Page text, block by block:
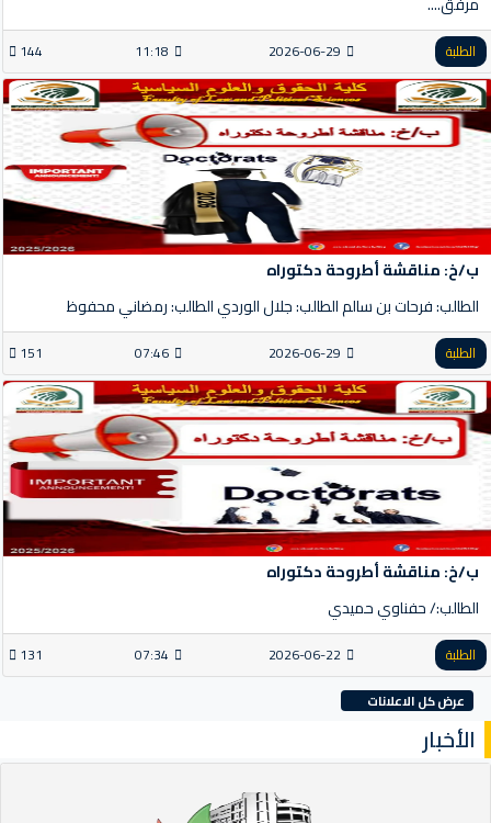
الطلبة 2026-06-29
11:18
144
ب/خ: مناقشة أطروحة دكتوراه
الطالب: فرحات بن سالم الطالب: جلال الوردي الطالب: رمضاني محفوظ
الطلبة 2026-06-29
07:46
151
ب/خ: مناقشة أطروحة دكتوراه
الطالب:/ حفناوي حميدي
الطلبة 2026-06-22
07:34
131
عرض كل الاعلانات
الأخبار